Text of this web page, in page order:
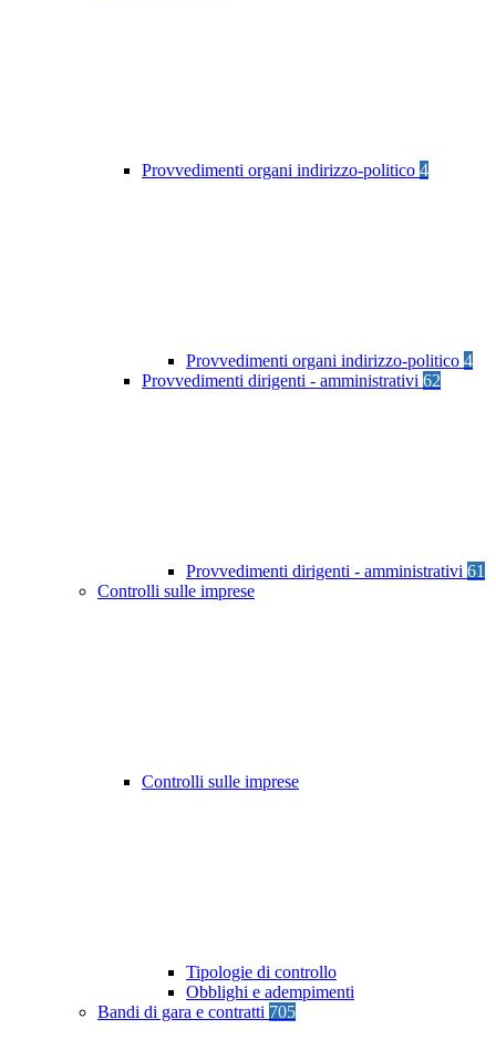
Provvedimenti organi indirizzo-politico 4
Provvedimenti organi indirizzo-politico 4
Provvedimenti dirigenti - amministrativi 62
Provvedimenti dirigenti - amministrativi 61
Controlli sulle imprese
Controlli sulle imprese
Tipologie di controllo
Obblighi e adempimenti
Bandi di gara e contratti 705